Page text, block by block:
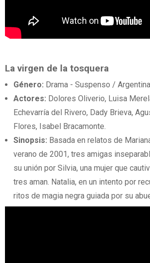
La virgen de la tosquera
Género: Drama - Suspenso /
Actores: Dolores Oliverio, Luisa
Echevarría del Rivero, Dady Brieva,
Flores, Isabel Bracamonte.
Sinopsis: Basada en relatos de
verano de 2001, tres amigas
su unión por Silvia, una mujer que
tres aman. Natalia, en un intento por
ritos de magia negra guiada por su